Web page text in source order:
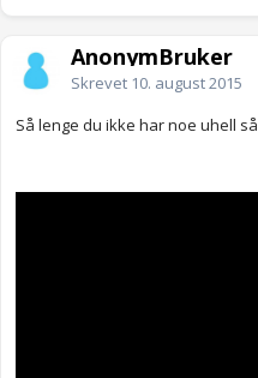
AnonymBruker
Skrevet 10. august 2015
Så lenge du ikke har noe uhell